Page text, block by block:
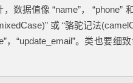
据值像 “name”， “phone”
或 “骆驼记法
，“update_email”。类也要细